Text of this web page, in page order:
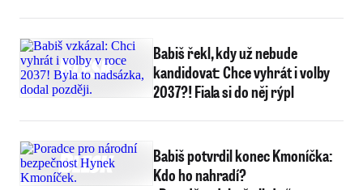
Babiš řekl, kdy už nebude
kandidovat: Chce vyhrát i volby
2037?! Fiala si do něj rýpl
Babiš potvrdil konec Kmoníčka:
Kdo ho nahradí?